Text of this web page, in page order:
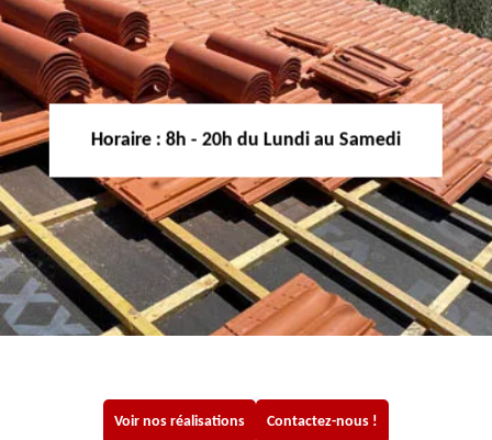
Horaire : 8h - 20h du Lundi au Samedi
Voir nos réalisations Contactez-nous !